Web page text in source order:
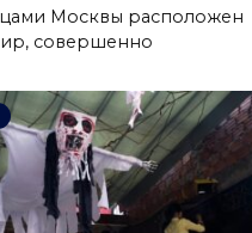
Москвы расположен
совершенно